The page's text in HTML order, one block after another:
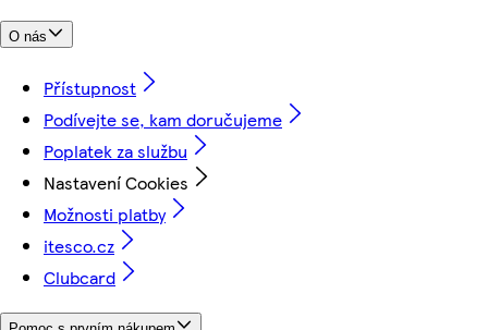
O nás
Přístupnost
Podívejte se, kam doručujeme
Poplatek za službu
Nastavení Cookies
Možnosti platby
itesco.cz
Clubcard